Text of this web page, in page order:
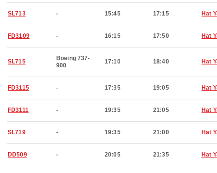
SL713 - 15:45 17:15 Hat
FD3109 - 16:15 17:50 Hat
SL715
Boeing 737-
900
17:10 18:40 Hat
FD3115 - 17:35 19:05 Hat
FD3111 - 19:35 21:05 Hat
SL719 - 19:35 21:00 Hat
DD509 - 20:05 21:35 Hat